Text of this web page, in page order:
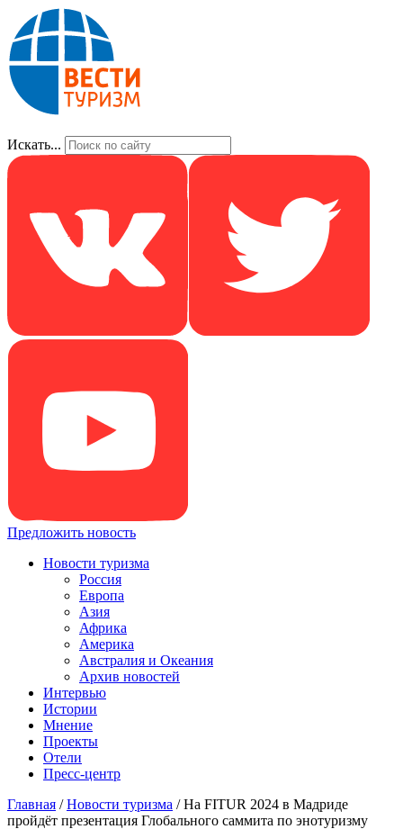
Искать...
Предложить новость
Новости туризма
Россия
Европа
Азия
Африка
Америка
Австралия и Океания
Архив новостей
Интервью
Истории
Мнение
Проекты
Отели
Пресс-центр
Главная /Новости туризма /На FITUR 2024 в Мадриде
пройдёт презентация Глобального саммита по энотуризму